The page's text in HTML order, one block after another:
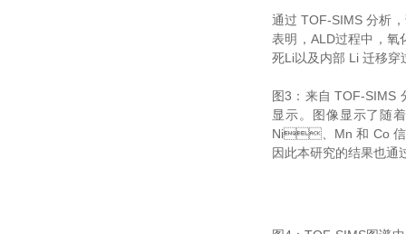
通过 TOF-SIMS 分析
表明，ALD过程中
死Li以及内部 Li 迁移穿
图3：来自 TOF-
显示。图像显示了随
Ni、Mn 和 Co 信号
因此本研究的结果也通